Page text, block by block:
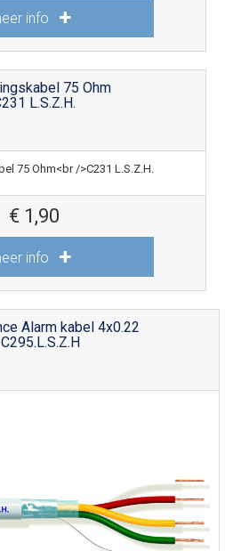
info
75 Ohm
L.S.Z.H.
€ 1,90
info
Alarm kabel 4x0.22
C295.L.S.Z.H